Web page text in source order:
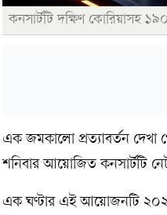
কনসার্টটি দক্ষিণ কোরিয়াসহ
এক জমকালো প্রত্যাবর্তন দেখা
শনিবার আয়োজিত কনসার্টটি
এক ঘণ্টার এই আয়োজনটি